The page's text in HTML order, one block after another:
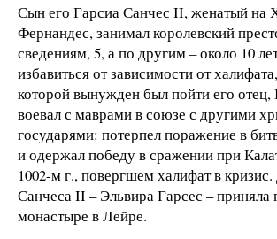
Сын его Гарсиа Санчес II, женатый на
Фернандес, занимал королевский
сведениям, 5, а по другим – около 10
избавиться от зависимости от
которой вынужден был пойти его отец,
воевал с маврами в союзе с другими
государями: потерпел поражение в
и одержал победу в сражении при
1002-м г., повергшем халифат в
Санчеса II – Эльвира Гарсес – приняла
монастыре в Лейре.